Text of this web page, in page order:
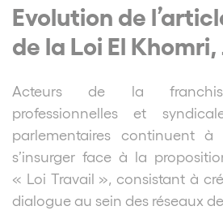
Evolution de
de la Loi El Khomri,
Acteurs de la
professionnelles et
parlementaires continuent
s’insurger face à la
« Loi Travail », consistant à
dialogue au sein des réseaux